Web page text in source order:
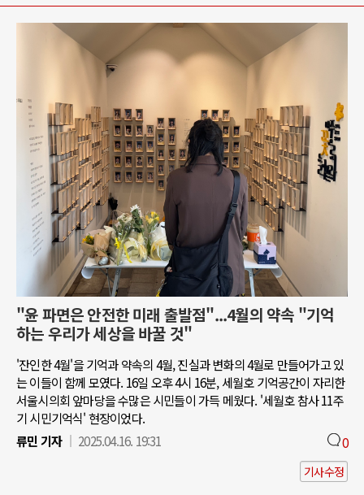
"윤 파면은 안전한 미래 출발점"...4월의 약속 "기억
하는 우리가 세상을 바꿀 것"
'잔인한 4월'을 기억과 약속의 4월, 진실과 변화의 4월로 만들어가고 있
는 이들이 함께 모였다. 16일 오후 4시 16분, 세월호 기억공간이 자리한
서울시의회 앞마당을 수많은 시민들이 가득 메웠다. '세월호 참사 11주
기 시민기억식' 현장이었다.
류민 기자
2025.04.16. 19:31 0
기사수정